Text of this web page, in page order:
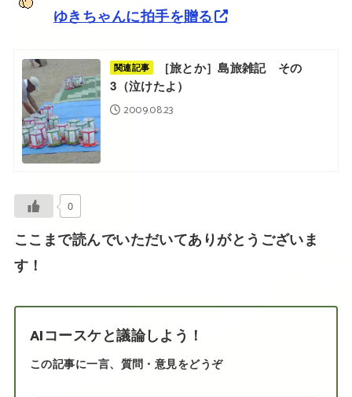
ゆきちゃんに拍手を贈る
関連記事
［旅とか］島旅雑記 その
3（泣けたよ）
2009.08.23
0
ここまで読んでいただいてありがとうございま
す！
AIコースケと議論しよう！
この記事に一言、質問・意見をどうぞ